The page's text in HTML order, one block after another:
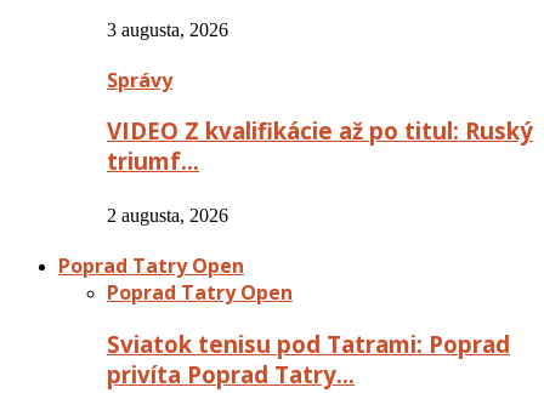
3 augusta, 2026
Správy
VIDEO Z kvalifikácie až po titul: Ruský
triumf…
2 augusta, 2026
Poprad Tatry Open
Poprad Tatry Open
Sviatok tenisu pod Tatrami: Poprad
privíta Poprad Tatry…